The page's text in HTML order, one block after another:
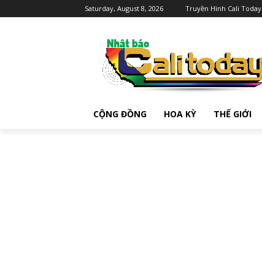
Saturday, August 8, 2026 Truyền Hình Cali Today
CỘNG ĐỒNG HOA KỲ THẾ GIỚI